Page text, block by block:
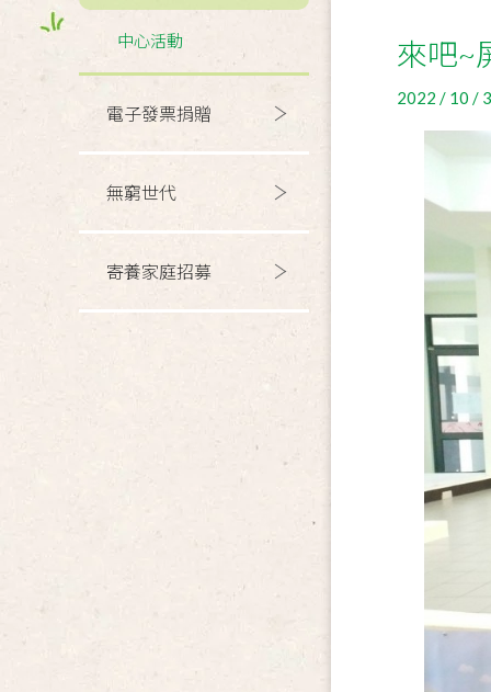
中心活動
電子發票捐贈
無窮世代
寄養家庭招募
來吧~
2022 / 10 /